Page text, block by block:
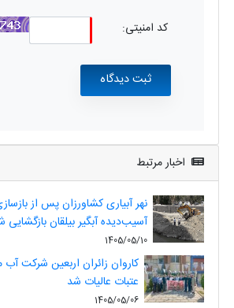
کد امنیتی:
اخبار مرتبط
نهر آبیاری کشاورزان پس از
آسیب‌دیده آبگیر بیلقان بازگشایی
1405/05/10
کاروان زائران اربعین شرکت آب
عتبات عالیات شد
1405/05/06